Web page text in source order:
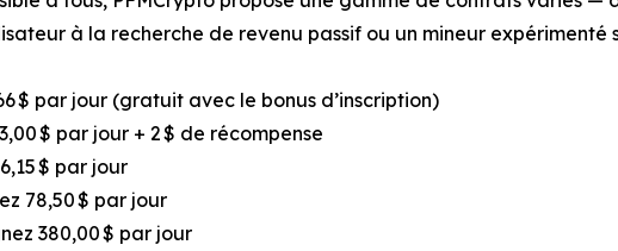
à la recherche de revenu passif ou un mineur
$ par jour (gratuit avec le bonus d’inscription)
$ par jour + 2 $ de récompense
$ par jour
78,50 $ par jour
380,00 $ par jour